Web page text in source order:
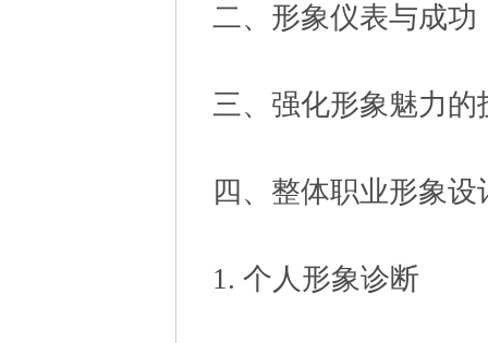
二、形象仪表与成功
三、强化形象魅力的
四、整体职业形象设
1. 个人形象诊断